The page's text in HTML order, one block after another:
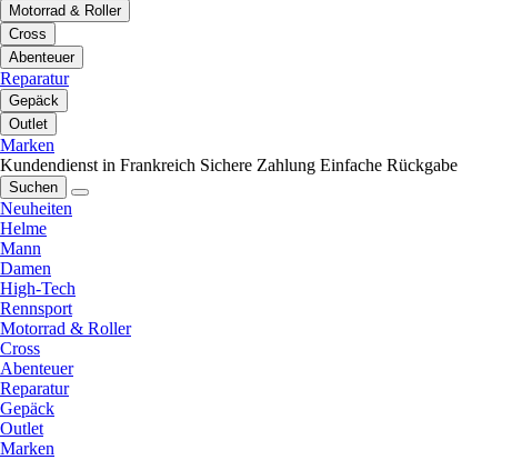
Motorrad & Roller
Cross
Abenteuer
Reparatur
Gepäck
Outlet
Marken
Kundendienst in Frankreich Sichere Zahlung Einfache Rückgabe
Suchen
Neuheiten
Helme
Mann
Damen
High-Tech
Rennsport
Motorrad & Roller
Cross
Abenteuer
Reparatur
Gepäck
Outlet
Marken